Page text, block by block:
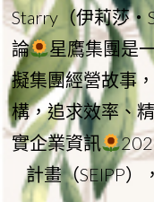
Starry（伊莉莎・
論
星鷹集團是
擬集團經營故事
構，追求效率、
實企業資訊
計畫（SEIPP）